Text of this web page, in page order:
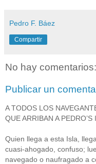
Pedro F. Báez
Compartir
No hay comentarios:
Publicar un
A TODOS LOS
QUE ARRIBAN A PEDRO’S
Quien llega a esta Isla,
cuasi-ahogado, confuso;
navegado o naufragado a